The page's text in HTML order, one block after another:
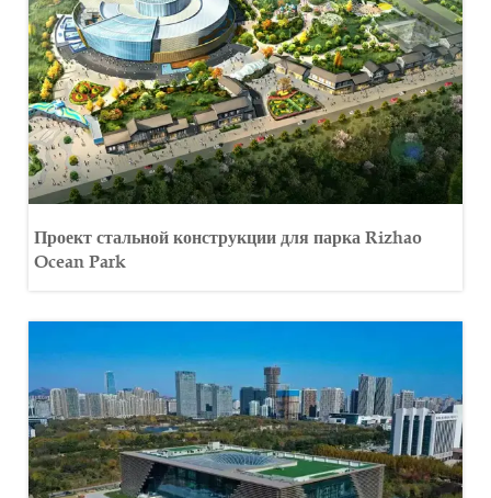
Проект стальной конструкции для парка Rizhao
Ocean Park